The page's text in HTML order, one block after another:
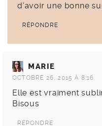
d’avoir une bonne
RÉPONDRE
MARIE
OCTOBRE 26, 2015 À 8:16
Elle est vraiment
Bisous
RÉPONDRE